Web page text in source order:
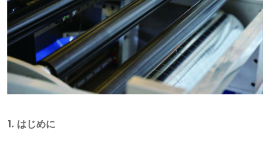
1. はじめに